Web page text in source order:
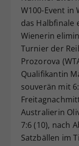
W100-Event in
das Halbfinale
Wienerin
Turnier der
Prozorova
Qualifikantin
souverän mit
Australierin
7:6 (10), nach
Satzbällen im
Zweck